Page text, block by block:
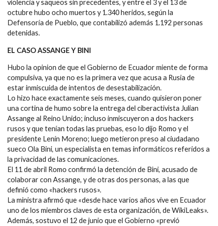
violencia y saqueos sin precedentes, y entre el 3 y el 13 de
octubre hubo ocho muertos y 1.340 heridos, según la
Defensoría de Pueblo, que contabilizó además 1.192 personas
detenidas.
EL CASO ASSANGE Y BINI
Hubo la opinion de que el Gobierno de Ecuador miente de forma
compulsiva, ya que no es la primera vez que acusa a Rusia de
estar inmiscuida de intentos de desestabilización.
Lo hizo hace exactamente seis meses, cuando quisieron poner
una cortina de humo sobre la entrega del ciberactivista Julian
Assange al Reino Unido; incluso inmiscuyeron a dos hackers
rusos y que tenían todas las pruebas, eso lo dijo Romo y el
presidente Lenín Moreno; luego metieron preso al ciudadano
sueco Ola Bini, un especialista en temas informáticos referidos a
la privacidad de las comunicaciones.
El 11 de abril Romo confirmó la detención de Bini, acusado de
colaborar con Assange, y de otras dos personas, a las que
definió como «hackers rusos».
La ministra afirmó que «desde hace varios años vive en Ecuador
uno de los miembros claves de esta organización, de WikiLeaks».
Además, sostuvo el 12 de junio que el Gobierno «previó